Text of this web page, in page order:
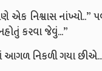
એક નિશ્વાસ નાંખ્યો..”
કરવા જેવું...”
આગળ નિકળી ગયા